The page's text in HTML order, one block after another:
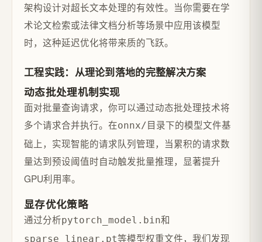
架构设计对超长文本处理的有效性。当你需要在学
术论文检索或法律文档分析等场景中应用该模型
时，这种延迟优化将带来质的飞跃。
工程实践：从理论到落地的完整解决方案
动态批处理机制实现
面对批量查询请求，你可以通过动态批处理技术将
多个请求合并执行。在onnx/目录下的模型文件基
础上，实现智能的请求队列管理，当累积的请求数
量达到预设阈值时自动触发批量推理，显著提升
GPU利用率。
显存优化策略
通过分析pytorch_model.bin和
sparse_linear.pt等模型权重文件，我们发现